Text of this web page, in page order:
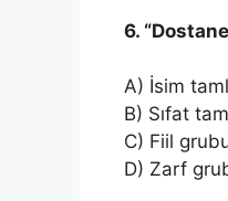
6.
A) İsim
B) Sıfat
C) Fiil
D) Zarf